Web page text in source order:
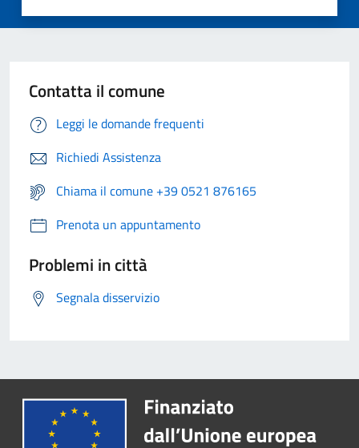
Contatta il comune
Leggi le domande frequenti
Richiedi Assistenza
Chiama il comune +39 0521 876165
Prenota un appuntamento
Problemi in città
Segnala disservizio